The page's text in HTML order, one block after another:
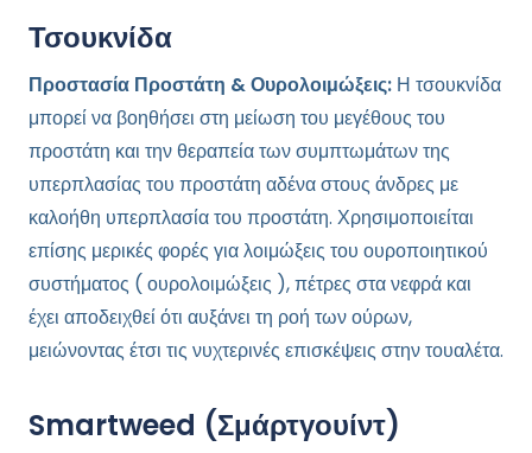
Τσουκνίδα
Προστασία Προστάτη & Ουρολοιμώξεις: Η τσουκνίδα
μπορεί να βοηθήσει στη μείωση του μεγέθους του
προστάτη και την θεραπεία των συμπτωμάτων της
υπερπλασίας του προστάτη αδένα στους άνδρες με
καλοήθη υπερπλασία του προστάτη. Χρησιμοποιείται
επίσης μερικές φορές για λοιμώξεις του ουροποιητικού
συστήματος ( ουρολοιμώξεις ), πέτρες στα νεφρά και
έχει αποδειχθεί ότι αυξάνει τη ροή των ούρων,
μειώνοντας έτσι τις νυχτερινές επισκέψεις στην τουαλέτα.
Smartweed (Σμάρτγουίντ)